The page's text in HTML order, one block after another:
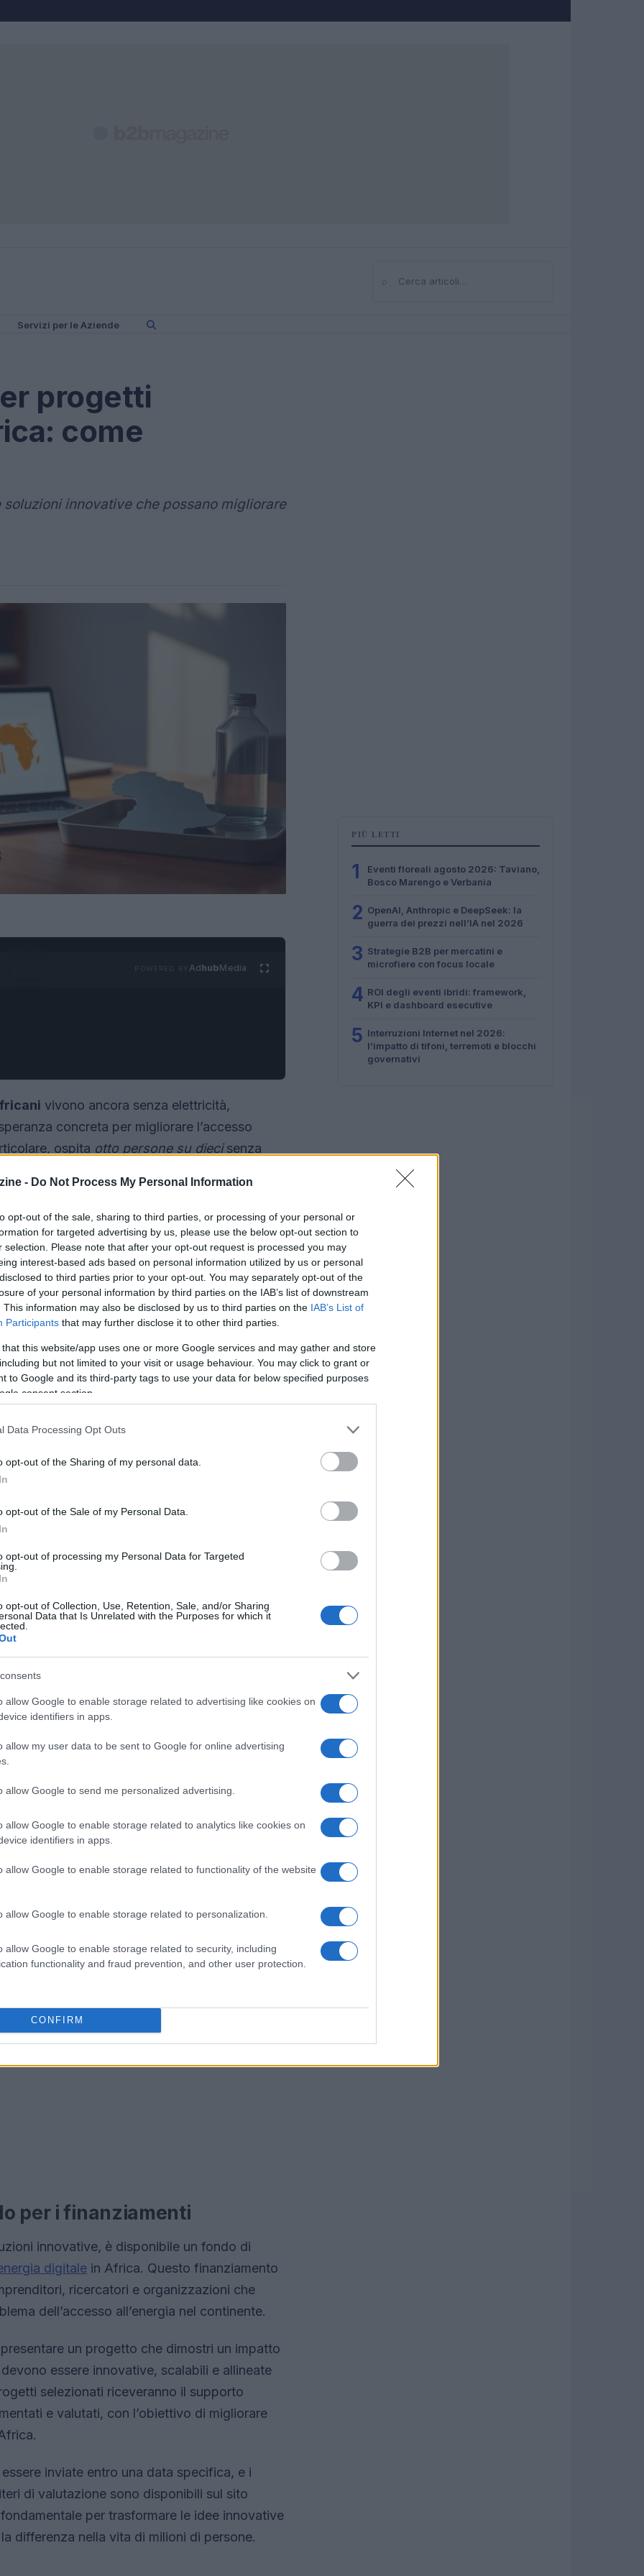
- Do Not Process My Personal Information
opt-out of the sale, sharing to third parties, or processing of your personal or
for targeted advertising by us, please use the below opt-out section to
selection. Please note that after your opt-out request is processed you may
interest-based ads based on personal information utilized by us or personal
to third parties prior to your opt-out. You may separately opt-out of the
of your personal information by third parties on the IAB’s list of downstream
This information may also be disclosed by us to third parties on the IAB’s List of
Participants that may further disclose it to other third parties.
that this website/app uses one or more Google services and may gather and store
but not limited to your visit or usage behaviour. You may click to grant or
to Google and its third-party tags to use your data for below specified purposes
consent section.
Data Processing Opt Outs
opt-out of the Sharing of my personal data.
opt-out of the Sale of my Personal Data.
opt-out of processing my Personal Data for Targeted
opt-out of Collection, Use, Retention, Sale, and/or Sharing
Data that Is Unrelated with the Purposes for which it
allow Google to enable storage related to advertising like cookies on
identifiers in apps.
allow my user data to be sent to Google for online advertising
allow Google to send me personalized advertising.
allow Google to enable storage related to analytics like cookies on
identifiers in apps.
allow Google to enable storage related to functionality of the website
allow Google to enable storage related to personalization.
allow Google to enable storage related to security, including
functionality and fraud prevention, and other user protection.
CONFIRM
⌕Cerca
Servizi per le Aziende
progetti
come
innovative che possano migliorare
AdhubMedia
vivono ancora senza elettricità,
concreta per migliorare l’accesso
ospita otto persone su diecisenza
allarmante che richiede interventi urgenti e
meno di un terzo degli investimenti annuali
universale all’energia entro il 2030.
energetico rischia di ampliarsi ulteriormente,
che possano invertire questa
digitali per l’energia
il modo in cui l’energia viene prodotta,
ai sistemi di pagamento mobile, le
per raggiungere comunità remote e
progressi sono particolarmente rilevanti in
aumento e le infrastrutture tradizionali
economico e sociale. Le tecnologie
finanziari, migliorare l’efficienza delle reti
business, contribuendo così a ridurre la
per i finanziamenti
innovative, è disponibile un fondo di
digitale in Africa. Questo finanziamento
ricercatori e organizzazioni che
dell’accesso all’energia nel continente.
un progetto che dimostri un impatto
essere innovative, scalabili e allineate
selezionati riceveranno il supporto
e valutati, con l’obiettivo di migliorare
inviate entro una data specifica, e i
di valutazione sono disponibili sul sito
per trasformare le idee innovative
differenza nella vita di milioni di persone.
PIÙ LETTI
1
Eventi floreali agosto 2026: Taviano,
Bosco Marengo e Verbania
2 OpenAI, Anthropic e DeepSeek: la
guerra dei prezzi nell’IA nel 2026
3 Strategie B2B per mercatini e
microfiere con focus locale
4 ROI degli eventi ibridi: framework,
KPI e dashboard esecutive
5 Interruzioni Internet nel 2026:
l’impatto di tifoni, terremoti e blocchi
governativi